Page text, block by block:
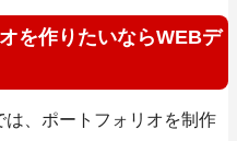
を作りたいならWEBデ
、ポートフォリオを制作